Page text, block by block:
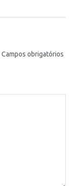
Campos obrigatórios